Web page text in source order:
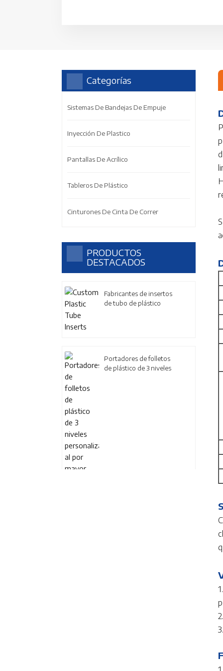
Categorías
Sistemas De Bandejas De Empuje
Inyección De Plastico
Pantallas De Acrílico
Tableros De Plástico
Cinturones De Cinta De Correr
PRODUCTOS
DESTACADOS
Fabricantes de insertos
de tubo de plástico
Portadores de folletos
de plástico de 3 niveles